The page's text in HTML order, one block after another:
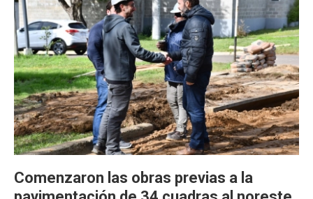
Comenzaron las obras previas a la